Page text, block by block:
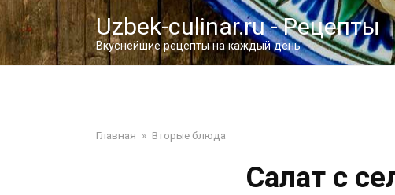
Перейти
к
контенту
Uzbek-culinar.ru - Рецепты
Вкуснейшие рецепты на каждый день
Главная » Вторые блюда
Салат с